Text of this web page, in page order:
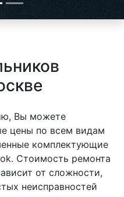
Вы можете
цены по всем видам
комплектующие
Стоимость ремонта
от сложности,
неисправностей